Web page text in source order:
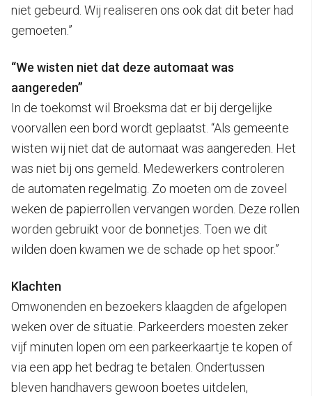
niet gebeurd. Wij realiseren ons ook dat dit beter had
gemoeten.”
“We wisten niet dat deze automaat was
aangereden”
In de toekomst wil Broeksma dat er bij dergelijke
voorvallen een bord wordt geplaatst. “Als gemeente
wisten wij niet dat de automaat was aangereden. Het
was niet bij ons gemeld. Medewerkers controleren
de automaten regelmatig. Zo moeten om de zoveel
weken de papierrollen vervangen worden. Deze rollen
worden gebruikt voor de bonnetjes. Toen we dit
wilden doen kwamen we de schade op het spoor.”
Klachten
Omwonenden en bezoekers klaagden de afgelopen
weken over de situatie. Parkeerders moesten zeker
vijf minuten lopen om een parkeerkaartje te kopen of
via een app het bedrag te betalen. Ondertussen
bleven handhavers gewoon boetes uitdelen,